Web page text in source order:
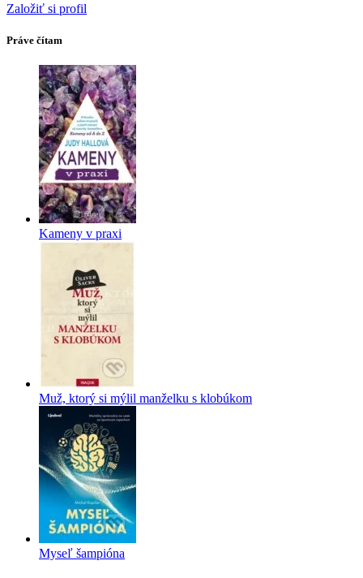
Založiť si profil
Práve čítam
Kameny v praxi
Muž, ktorý si mýlil manželku s klobúkom
Myseľ šampióna